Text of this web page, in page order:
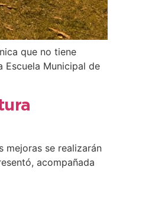
que no tiene
Escuela Municipal de
mejoras se realizarán
acompañada